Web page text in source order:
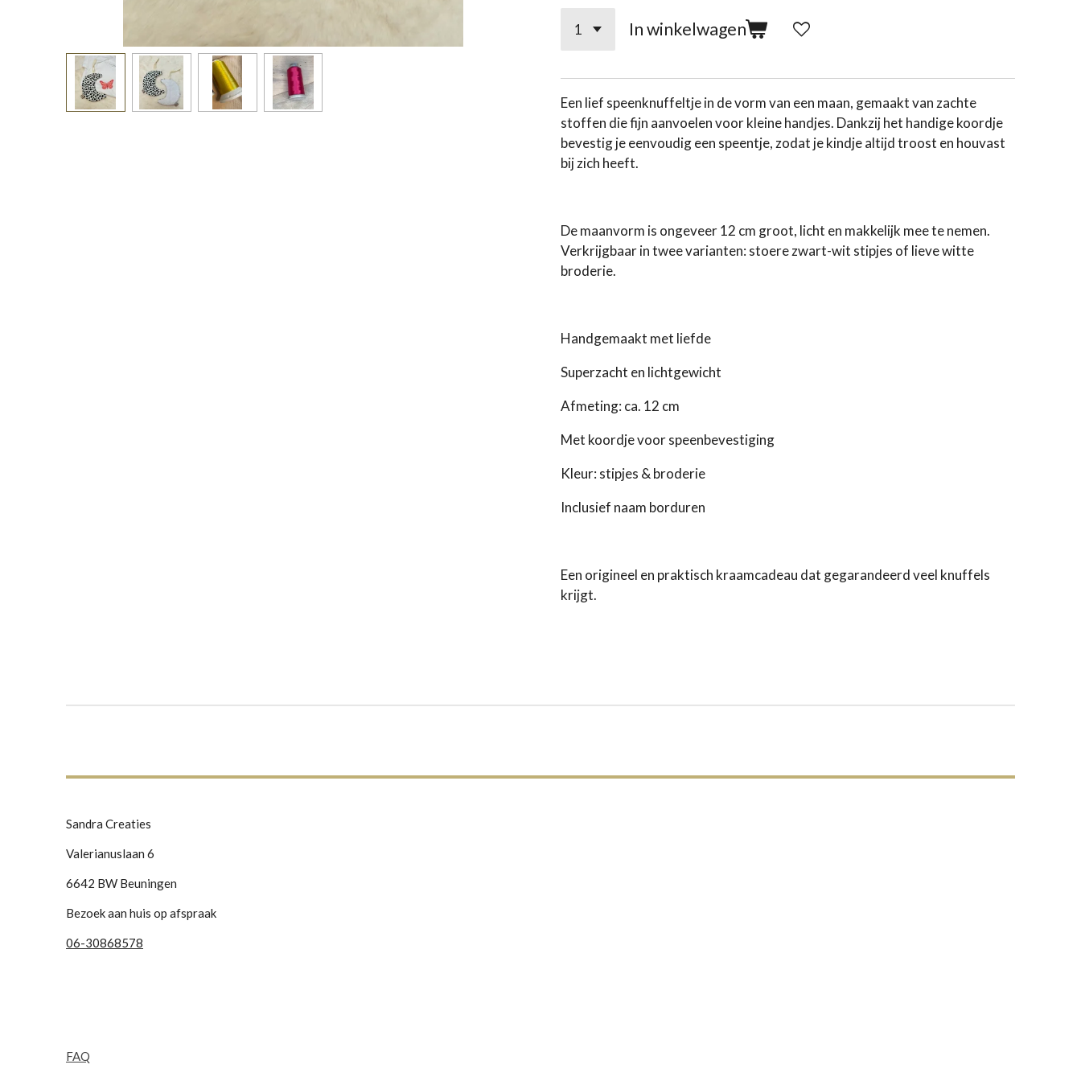
In winkelwagen
Een lief speenknuffeltje in de vorm van een maan, gemaakt van zachte
stoffen die fijn aanvoelen voor kleine handjes. Dankzij het handige koordje
bevestig je eenvoudig een speentje, zodat je kindje altijd troost en houvast
bij zich heeft.
De maanvorm is ongeveer 12 cm groot, licht en makkelijk mee te nemen.
Verkrijgbaar in twee varianten: stoere zwart-wit stipjes of lieve witte
broderie.
Handgemaakt met liefde
Superzacht en lichtgewicht
Afmeting: ca. 12 cm
Met koordje voor speenbevestiging
Kleur: stipjes & broderie
Inclusief naam borduren
Een origineel en praktisch kraamcadeau dat gegarandeerd veel knuffels
krijgt.
Sandra Creaties
Valerianuslaan 6
6642 BW Beuningen
Bezoek aan huis op afspraak
06-30868578
FAQ